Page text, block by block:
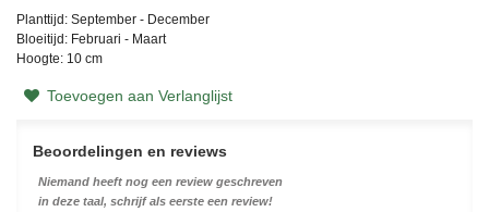
Planttijd: September - December
Bloeitijd: Februari - Maart
Hoogte: 10 cm
Toevoegen aan Verlanglijst
Beoordelingen en reviews
Niemand heeft nog een review geschreven
in deze taal, schrijf als eerste een review!